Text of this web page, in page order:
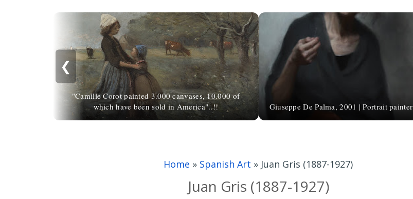
❮
"Camille Corot painted 3.000 canvases, 10.000 of
which have been sold in America"..!!
Giuseppe De Palma, 2001 | Portrait painter
Home » Spanish Art » Juan Gris (1887-1927)
Juan Gris (1887-1927)